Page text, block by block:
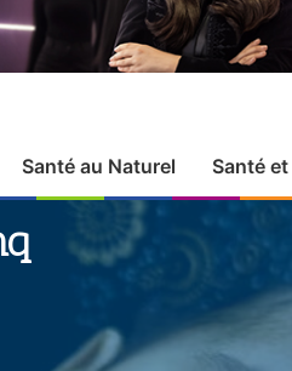
Santé au Naturel Santé